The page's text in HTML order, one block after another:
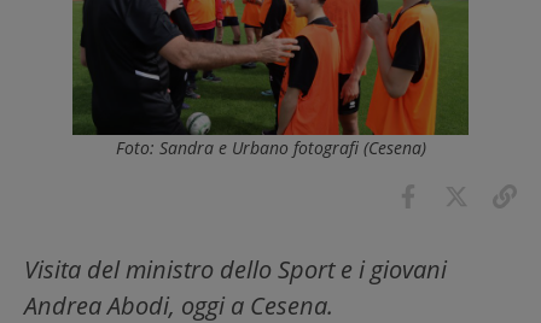
Foto: Sandra e Urbano fotografi (Cesena)
Visita del ministro dello Sport e i giovani
Andrea Abodi, oggi a Cesena.